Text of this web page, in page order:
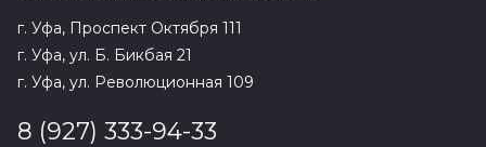
г. Уфа, Проспект Октября 111
г. Уфа, ул. Б. Бикбая 21
г. Уфа, ул. Революционная 109
8 (927) 333-94-33